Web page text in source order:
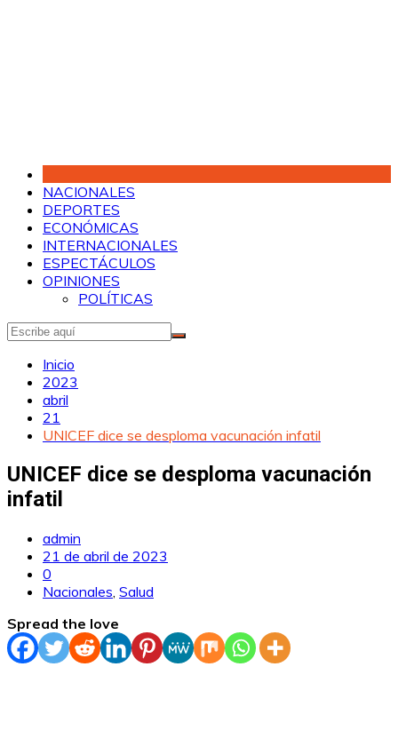
NACIONALES
DEPORTES
ECONÓMICAS
INTERNACIONALES
ESPECTÁCULOS
OPINIONES
POLÍTICAS
Inicio
2023
abril
21
UNICEF dice se desploma vacunación infatil
UNICEF dice se desploma vacunación
infatil
admin
21 de abril de 2023
0
Nacionales Salud
Spread the love